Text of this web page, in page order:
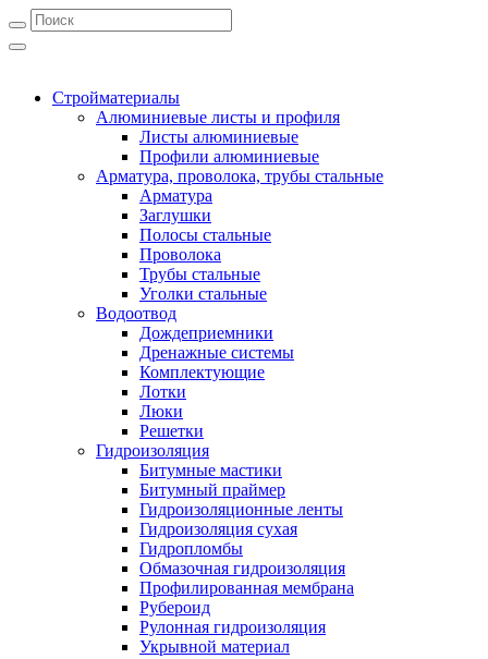
Стройматериалы
Алюминиевые листы и профиля
Листы алюминиевые
Профили алюминиевые
Арматура, проволока, трубы стальные
Арматура
Заглушки
Полосы стальные
Проволока
Трубы стальные
Уголки стальные
Водоотвод
Дождеприемники
Дренажные системы
Комплектующие
Лотки
Люки
Решетки
Гидроизоляция
Битумные мастики
Битумный праймер
Гидроизоляционные ленты
Гидроизоляция сухая
Гидропломбы
Обмазочная гидроизоляция
Профилированная мембрана
Рубероид
Рулонная гидроизоляция
Укрывной материал